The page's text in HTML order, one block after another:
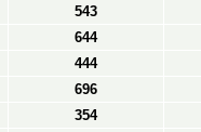
543
644
444
696
354